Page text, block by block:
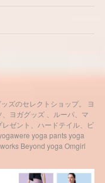
ズのセレクトショップ。 ヨ
ヨガグッズ 、ルーパ、マ
ゼント、ハードテイル、ビ
yoga pants yoga
Beyond yoga Omgirl